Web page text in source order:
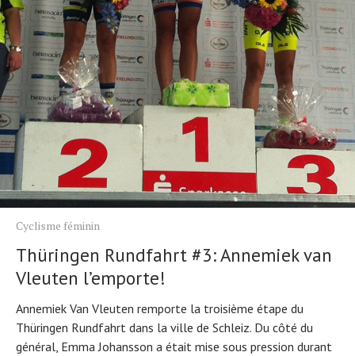
Cyclisme féminin
Thüringen Rundfahrt #3: Annemiek van
Vleuten l’emporte!
Annemiek Van Vleuten remporte la troisième étape du
Thüringen Rundfahrt dans la ville de Schleiz. Du côté du
général, Emma Johansson a était mise sous pression durant